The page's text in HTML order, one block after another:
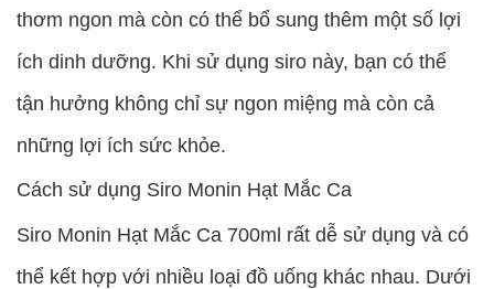
thơm ngon mà còn có thể bổ sung thêm một số lợi
ích dinh dưỡng. Khi sử dụng siro này, bạn có thể
tận hưởng không chỉ sự ngon miệng mà còn cả
những lợi ích sức khỏe.
Cách sử dụng Siro Monin Hạt Mắc Ca
Siro Monin Hạt Mắc Ca 700ml rất dễ sử dụng và có
thể kết hợp với nhiều loại đồ uống khác nhau. Dưới